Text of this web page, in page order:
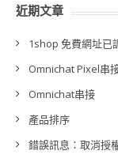
近期文章
1shop 免費網址已
Omnichat Pixel串
Omnichat串接
產品排序
錯誤訊息：取消授